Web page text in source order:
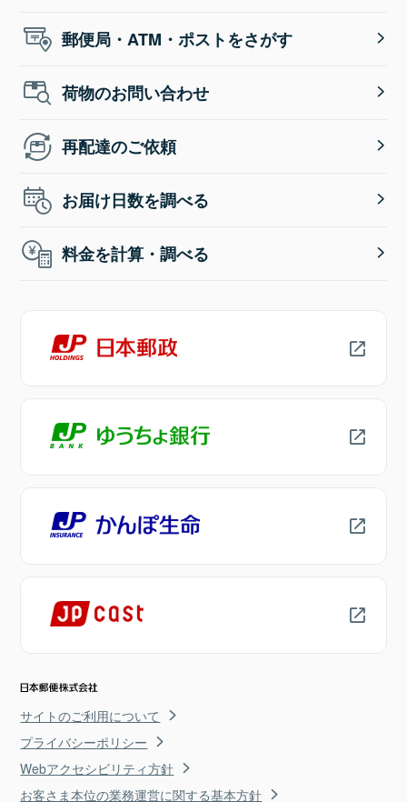
郵便局・ATM・ポストをさがす
荷物のお問い合わせ
再配達のご依頼
お届け日数を調べる
料金を計算・調べる
サイトのご利用について
プライバシーポリシー
Webアクセシビリティ方針
お客さま本位の業務運営に関する基本方針